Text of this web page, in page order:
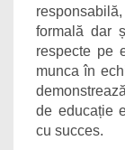
formală dar
respecte pe
munca în
de educație
cu succes.